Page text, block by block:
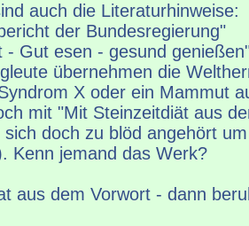
auch die Literaturhinweise:
der Bundesregierung"
- Gut esen - gesund
übernehmen die
X oder ein Mammut
mit "Mit Steinzeitdiät aus
doch zu blöd angehört
Kenn jemand das Werk?
aus dem Vorwort - dann